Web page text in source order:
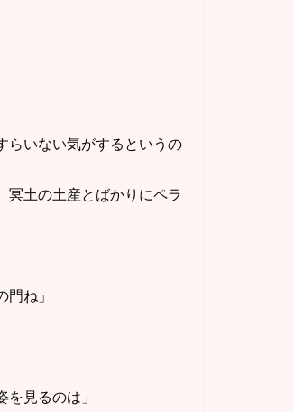
らいない気がするというの
土の土産とばかりにペラ
ね」
見るのは」